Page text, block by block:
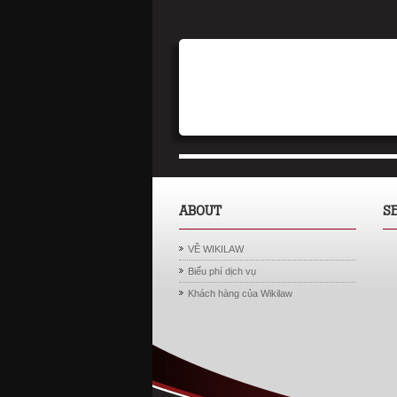
ABOUT
VỀ WIKILAW
Biểu phí dịch vụ
Khách hàng của Wikilaw